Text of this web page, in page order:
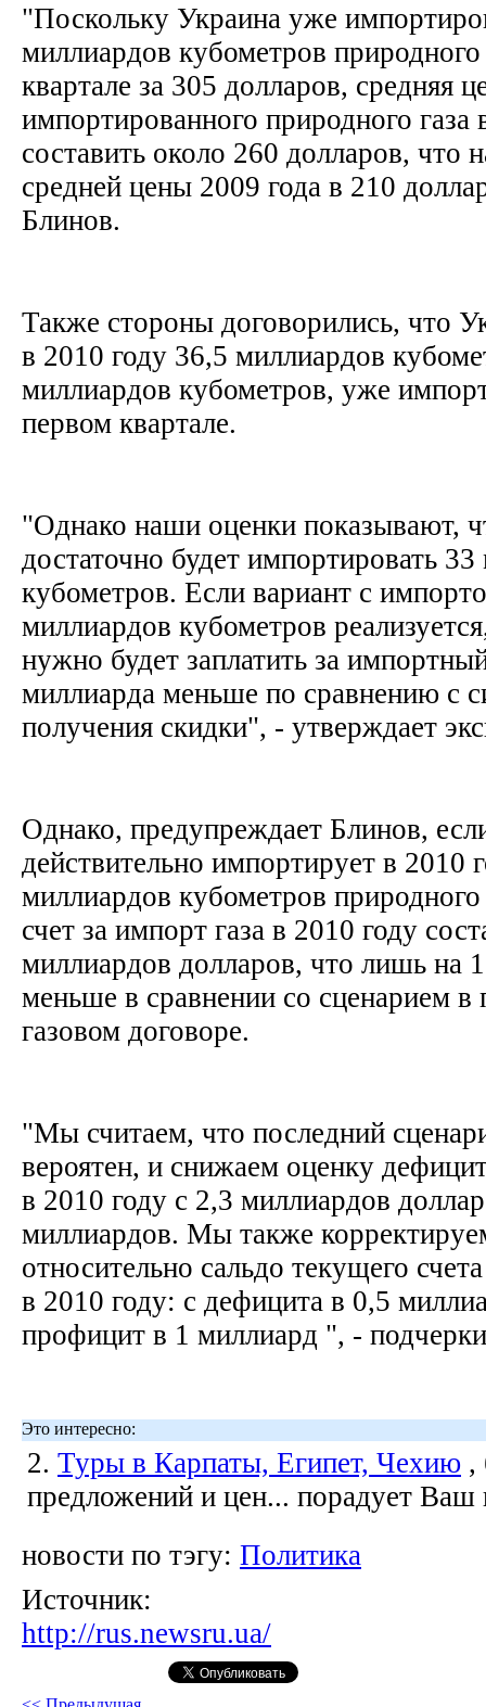
"Поскольку Украина уже
миллиардов кубометров природного
квартале за 305 долларов, средняя
импортированного природного
составить около 260 долларов, что
средней цены 2009 года в 210
Блинов.
Также стороны договорились, что
в 2010 году 36,5 миллиардов
миллиардов кубометров, уже
первом квартале.
"Однако наши оценки показывают,
достаточно будет импортировать
кубометров. Если вариант с
миллиардов кубометров
нужно будет заплатить за
миллиарда меньше по сравнению с
получения скидки", - утверждает
Однако, предупреждает Блинов,
действительно импортирует в 2010
миллиардов кубометров
счет за импорт газа в 2010 году
миллиардов долларов, что лишь на
меньше в сравнении со сценарием
газовом договоре.
"Мы считаем, что последний
вероятен, и снижаем оценку
в 2010 году с 2,3 миллиардов
миллиардов. Мы также
относительно сальдо текущего
в 2010 году: с дефицита в 0,5
профицит в 1 миллиард ", -
Это интересно:
2. Туры в Карпаты, Египет, Чехию ,
предложений и цен... порадует Ваш
новости по тэгу: Политика
Источник:
http://rus.newsru.ua/